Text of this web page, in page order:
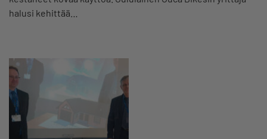
halusi kehittää…